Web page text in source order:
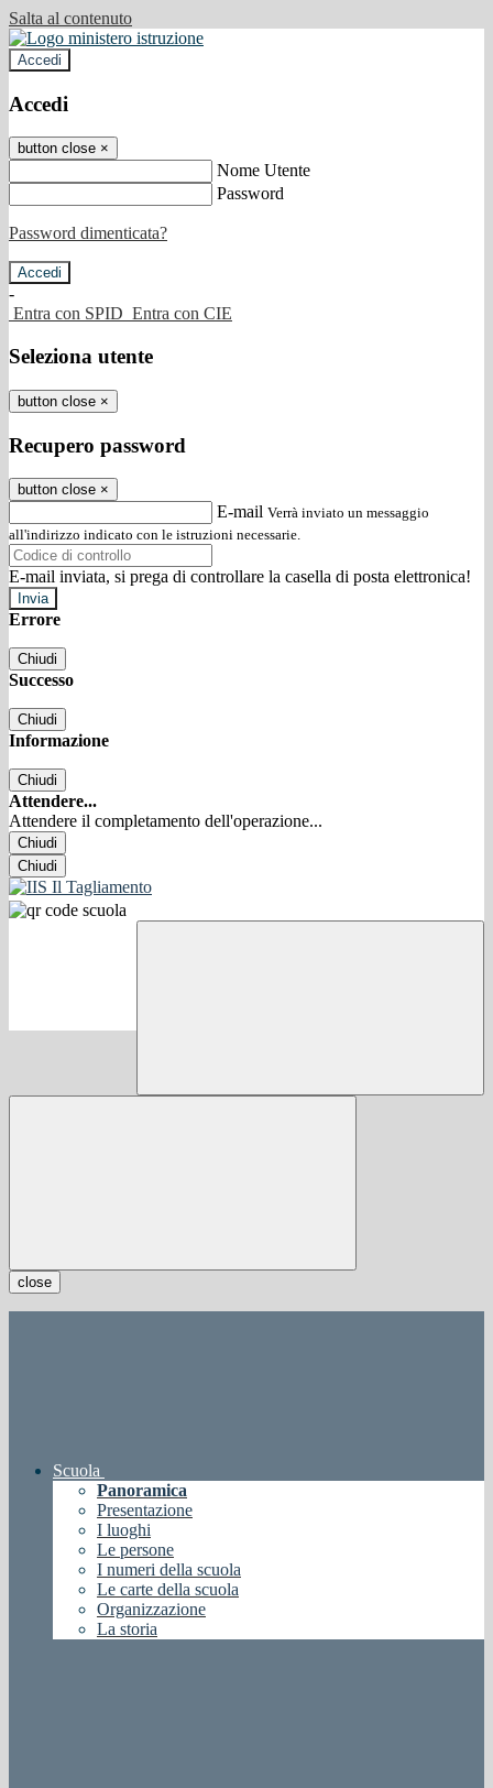
Salta al contenuto
Accedi
Accedi
button close ×
Nome Utente
Password
Password dimenticata?
-
Entra con SPID Entra con CIE
Seleziona utente
button close ×
Recupero password
button close ×
E-mail Verrà inviato un messaggio
all'indirizzo indicato con le istruzioni necessarie.
E-mail inviata, si prega di controllare la casella di posta elettronica!
Errore
Chiudi
Successo
Chiudi
Informazione
Chiudi
Attendere...
Attendere il completamento dell'operazione...
Chiudi
Chiudi
close
Scuola
Panoramica
Presentazione
I luoghi
Le persone
I numeri della scuola
Le carte della scuola
Organizzazione
La storia